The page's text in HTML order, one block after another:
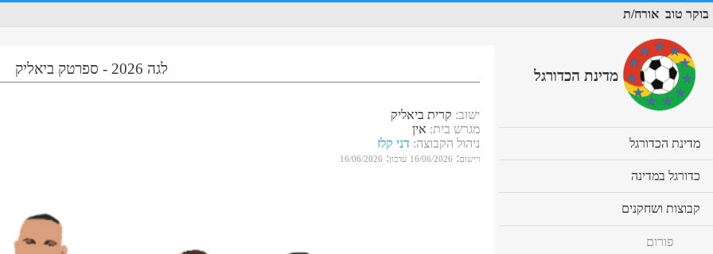
בוקר טוב אורח/ת
לגה 2026 - ספרטק ביאליק
ישוב: קרית ביאליק
מגרש בית: אין
ניהול הקבוצה: דני קלז
רישום:
16/06/2026 עדכון:
16/06/2026
מדינת הכדורגל
מדינת הכדורגל
to
כדורגל במדינה
to
קבוצות ושחקנים
to
פורום